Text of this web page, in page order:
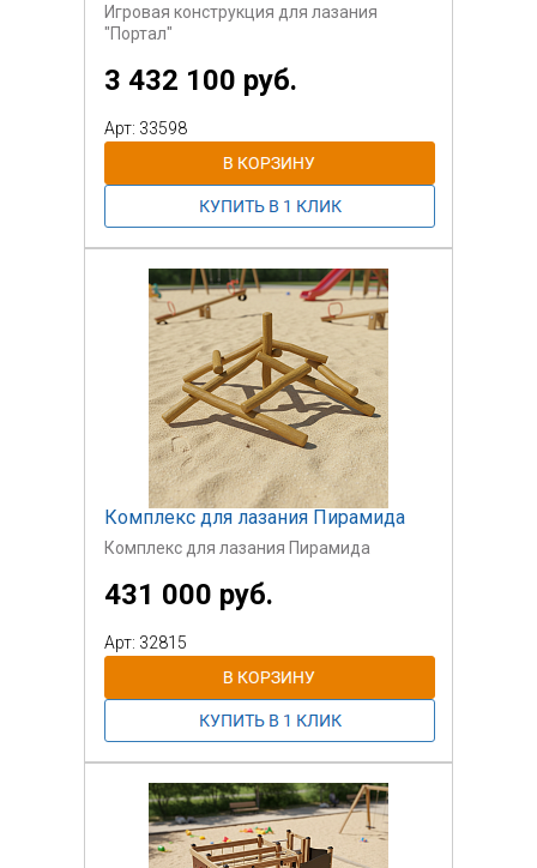
Игровая конструкция для лазания
"Портал"
3 432 100 руб.
Арт: 33598
Комплекс для лазания Пирамида
Комплекс для лазания Пирамида
431 000 руб.
Арт: 32815